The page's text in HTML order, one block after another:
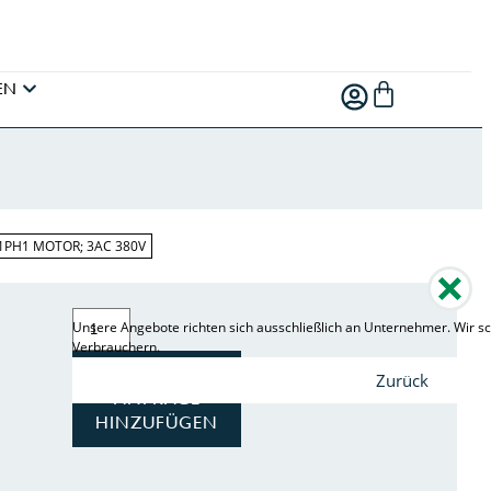
MOTOR; 3AC 380V
ANFRAGE
HINZUFÜGEN
Unsere Angebote richten sich ausschließlich an Unternehmer. Wir
Verbrauchern.
Zurück